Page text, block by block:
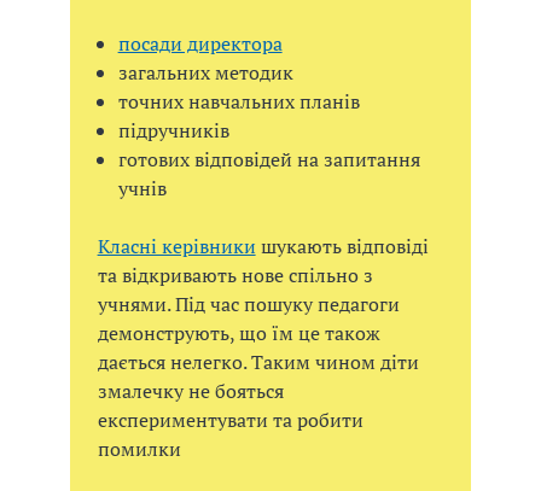
посади директора
загальних методик
точних навчальних планів
підручників
готових відповідей на запитання
учнів
Класні керівники шукають відповіді
та відкривають нове спільно з
учнями. Під час пошуку педагоги
демонструють, що їм це також
дається нелегко. Таким чином діти
змалечку не бояться
експериментувати та робити
помилки